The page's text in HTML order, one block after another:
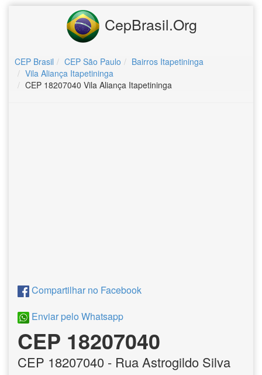
CepBrasil.Org
CEP Brasil CEP São Paulo
Bairros Itapetininga
Vila Aliança Itapetininga
CEP 18207040 Vila Aliança Itapetininga
Compartilhar no Facebook
Enviar pelo Whatsapp
CEP 18207040
CEP 18207040 - Rua Astrogildo Silva